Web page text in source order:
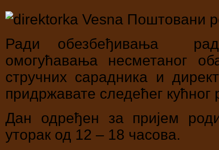
Поштовани
Ради обезбеђивања
омогућавања несметаног
стручних сарадника и
придржавате следећег
Дан одређен за пријем
уторак од 12 – 18 часова.